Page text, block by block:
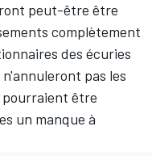
peut-être être
complètement
des écuries
pas les
pourraient être
un manque à